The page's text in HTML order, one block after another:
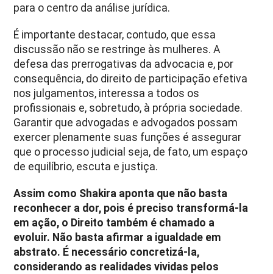
para o centro da análise jurídica.
É importante destacar, contudo, que essa
discussão não se restringe às mulheres. A
defesa das prerrogativas da advocacia e, por
consequência, do direito de participação efetiva
nos julgamentos, interessa a todos os
profissionais e, sobretudo, à própria sociedade.
Garantir que advogadas e advogados possam
exercer plenamente suas funções é assegurar
que o processo judicial seja, de fato, um espaço
de equilíbrio, escuta e justiça.
Assim como Shakira aponta que não basta
reconhecer a dor, pois é preciso transformá-la
em ação, o Direito também é chamado a
evoluir. Não basta afirmar a igualdade em
abstrato. É necessário concretizá-la,
considerando as realidades vividas pelos